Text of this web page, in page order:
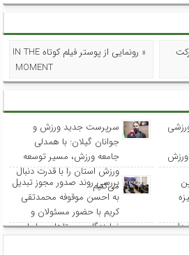
« رونمایی از پوستر فیلم کوتاه IN THE
MOMENT
سرپرست جدید ورزش و
جوانان گیلان: با همدلی
جامعه ورزش، مسیر توسعه
ورزش استان را با قدرت دنبال
می‌کنیم
بررسی روند صدور مجوز تبدیل
به احسن موقوفه محمدتقی
کریم با حضور مسئولان و
نمایندگان روستاهای ساحلی